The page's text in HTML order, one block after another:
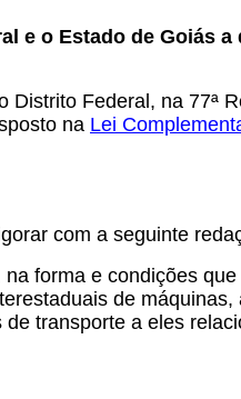
e o Estado de Goiás a
Federal, na 77ª
na Lei
com a seguinte
forma e condições
de máquinas,
transporte a eles